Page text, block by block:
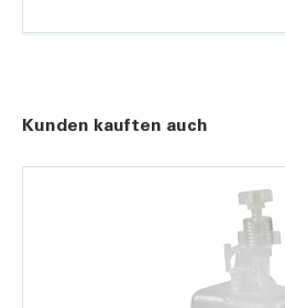
Kunden kauften auch